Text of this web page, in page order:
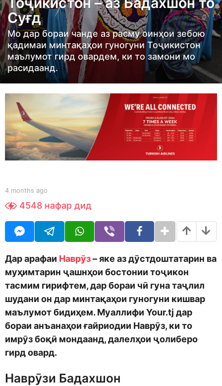
h
s
a
g
o
4
m
o
h
s
a
o
Суғд
Мо дар бораи чанде аз расму оинҳои зебою
қадимаи минтақаҳои гуногуни Тоҷикистон
маълумот гирд овардем, ки то замони мо
расидаанд.
b
S
h
d
o
n
4 months ago
o
t
h
a
o
4548 нафар дид
Дар арафаи Наврӯз– яке аз дӯстдоштатарин ва
муҳимтарин ҷашнҳои бостонии тоҷикон
тасмим гирифтем, дар бораи чӣ гуна таҷлил
шудани он дар минтақаҳои гуногуни кишвар
маълумот бидиҳем. Муаллифи Your.tj дар
бораи анъанаҳои ғайриодии Наврӯз, ки то
имрӯз боқӣ мондаанд, далелҳои ҷолиберо
гирд овард.
Наврӯзи Бадахшон